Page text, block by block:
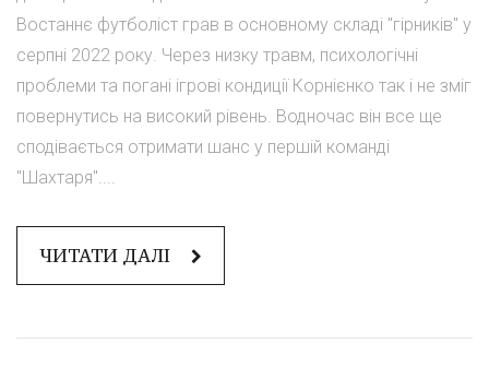
Востаннє футболіст грав в основному складі "гірників" у
серпні 2022 року. Через низку травм, психологічні
проблеми та погані ігрові кондиції Корнієнко так і не зміг
повернутись на високий рівень. Водночас він все ще
сподівається отримати шанс у першій команді
"Шахтаря"....
ЧИТАТИ ДАЛІ